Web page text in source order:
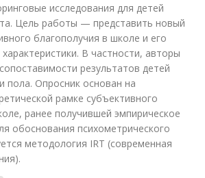
исследования для детей
Цель работы — представить новый
благополучия в школе и его
В частности, авторы
результатов детей
пола. Опросник основан на
рамке субъективного
ранее получившей эмпирическое
обоснования психометрического
методология IRT (современная